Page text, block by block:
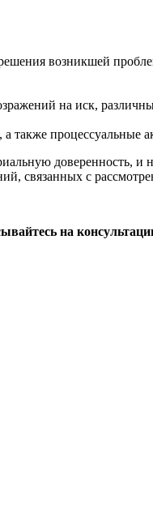
возникшей
на иск,
также процессуальные
доверенность, и
связанных с
на